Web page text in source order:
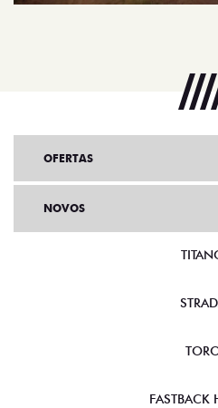
OFERTAS
NOVOS
FASTBACK